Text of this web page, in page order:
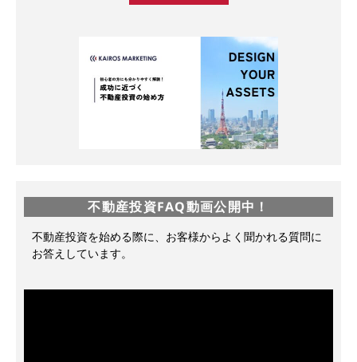
不動産投資FAQ動画公開中！
不動産投資を始める際に、お客様からよく聞かれる質問に
お答えしています。